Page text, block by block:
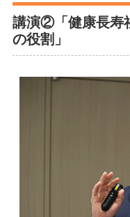
講演②「健康長寿
の役割」